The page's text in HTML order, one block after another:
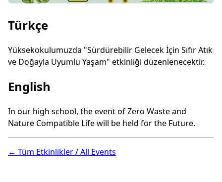
Türkçe
Yüksekokulumuzda "Sürdürebilir Gelecek İçin Sıfır Atık
ve Doğayla Uyumlu Yaşam" etkinliği düzenlenecektir.
English
In our high school, the event of Zero Waste and
Nature Compatible Life will be held for the Future.
← Tüm Etkinlikler / All Events